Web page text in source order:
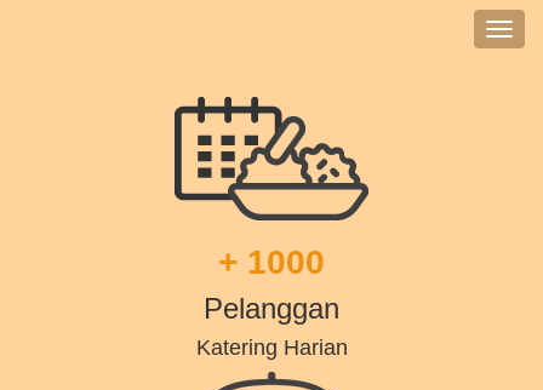
+ 1000
Pelanggan
Katering Harian